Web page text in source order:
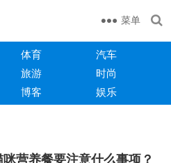
菜单
体育
汽车
旅游
时尚
博客 娱乐
营养餐要注意什么事项？